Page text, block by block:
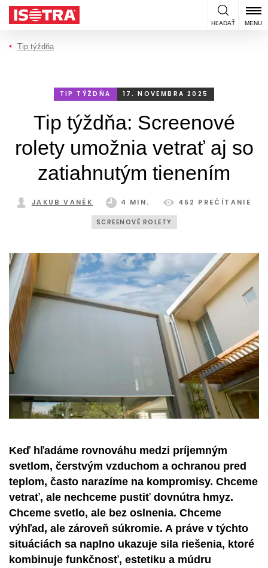
Preskočiť na obsah
HĽADAŤ MENU
Tip týždňa
TIP TÝŽDŇA 17. NOVEMBRA 2025
Tip týždňa: Screenové
rolety umožnia vetrať aj so
zatiahnutým tienením
JAKUB VANĚK 4 MIN. 452 PREČÍTANIE
SCREENOVÉ ROLETY
Keď hľadáme rovnováhu medzi príjemným
svetlom, čerstvým vzduchom a ochranou pred
teplom, často narazíme na kompromisy. Chceme
vetrať, ale nechceme pustiť dovnútra hmyz.
Chceme svetlo, ale bez oslnenia. Chceme
výhľad, ale zároveň súkromie. A práve v týchto
situáciách sa naplno ukazuje sila riešenia, ktoré
kombinuje funkčnosť, estetiku a múdru